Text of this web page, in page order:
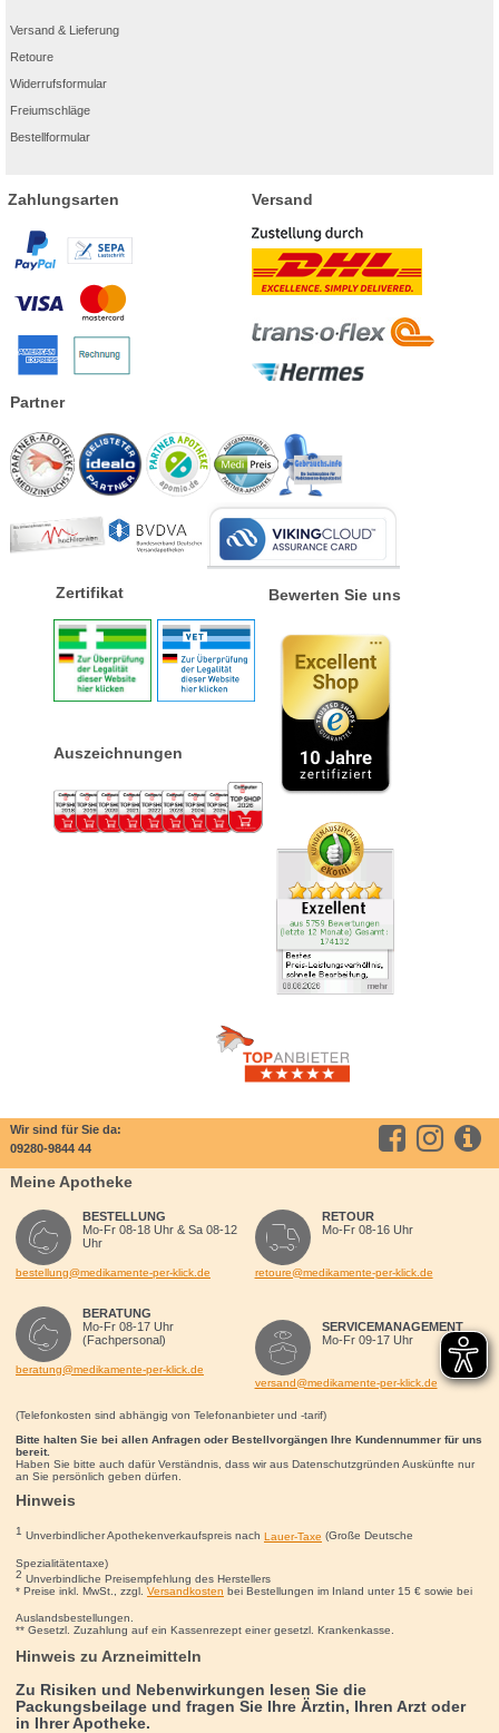
Versand & Lieferung
Retoure
Widerrufsformular
Freiumschläge
Bestellformular
Zahlungsarten Versand
Partner
Zertifikat
Auszeichnungen
Bewerten Sie uns
Wir sind für Sie da:
09280-9844 44
Meine Apotheke
BESTELLUNG
Mo-Fr 08-18 Uhr & Sa 08-12
Uhr
bestellung@medikamente-per-klick.de
BERATUNG
Mo-Fr 08-17 Uhr
(Fachpersonal)
beratung@medikamente-per-klick.de
RETOUR
Mo-Fr 08-16 Uhr
retoure@medikamente-per-klick.de
SERVICEMANAGEMENT
Mo-Fr 09-17 Uhr
versand@medikamente-per-klick.de
(Telefonkosten sind abhängig von Telefonanbieter und -tarif)
Bitte halten Sie bei allen Anfragen oder Bestellvorgängen Ihre Kundennummer für uns
bereit.
Haben Sie bitte auch dafür Verständnis, dass wir aus Datenschutzgründen Auskünfte nur
an Sie persönlich geben dürfen.
Hinweis
1 Unverbindlicher Apothekenverkaufspreis nach Lauer-Taxe (Große Deutsche
Spezialitätentaxe)
2 Unverbindliche Preisempfehlung des Herstellers
* Preise inkl. MwSt., zzgl. Versandkosten bei Bestellungen im Inland unter 15 €sowie bei
Auslandsbestellungen.
** Gesetzl. Zuzahlung auf ein Kassenrezept einer gesetzl. Krankenkasse.
Hinweis zu Arzneimitteln
Zu Risiken und Nebenwirkungen lesen Sie die
Packungsbeilage und fragen Sie Ihre Ärztin, Ihren Arzt oder
in Ihrer Apotheke.